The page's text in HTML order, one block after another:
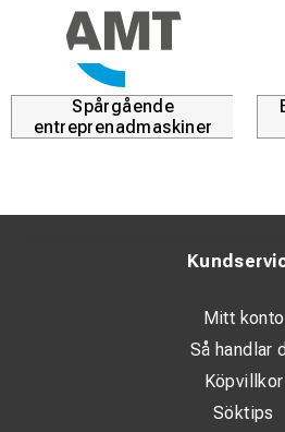
Spårgående
entreprenadmaskiner
Mitt konto
Så handlar
Köpvillkor
Söktips